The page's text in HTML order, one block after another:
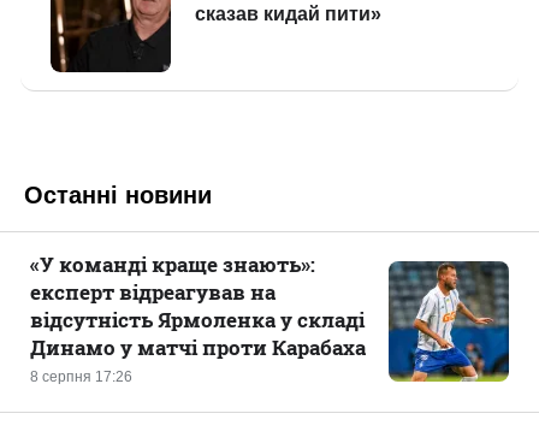
Останні новини
8 серпня 17:26
«У команді краще знають»:
експерт відреагував на
відсутність Ярмоленка у складі
Динамо у матчі проти Карабаха